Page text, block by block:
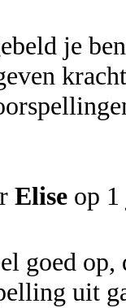
je
Elise op
goed
uit